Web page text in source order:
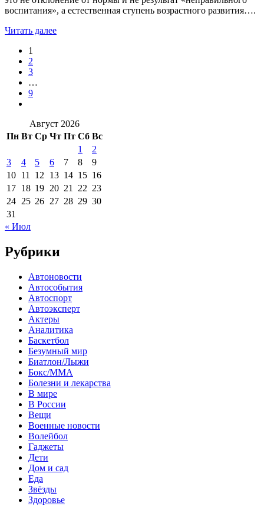
воспитания», а естественная ступень возрастного развития….
Читать далее
1
2
3
…
9
Август 2026
Пн Вт Ср Чт Пт Сб Вс
1
2
3
4 5 6 7 8
9
10 11 12 13 14 15 16
17 18 19 20 21 22 23
24 25 26 27 28 29 30
31
« Июл
Рубрики
Автоновости
Автособытия
Автоспорт
Автоэксперт
Актеры
Аналитика
Баскетбол
Безумный мир
Биатлон/Лыжи
Бокс/MMA
Болезни и лекарства
В мире
В России
Вещи
Военные новости
Волейбол
Гаджеты
Дети
Дом и сад
Еда
Звёзды
Здоровье